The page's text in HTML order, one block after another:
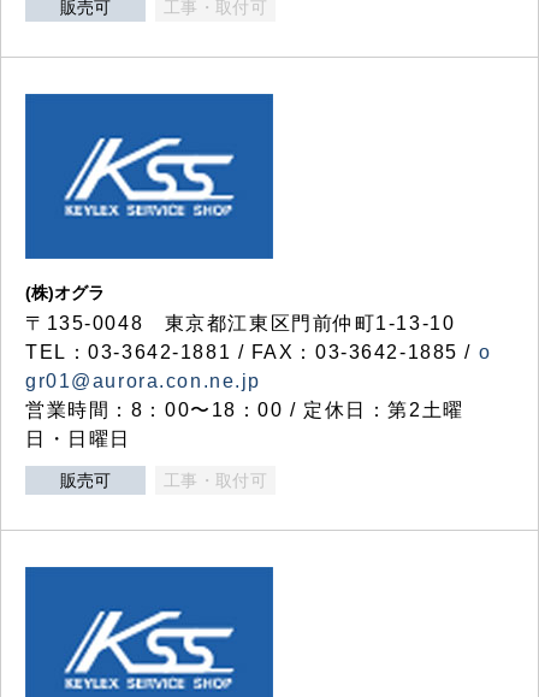
販売可 工事・取付可
(株)オグラ
〒135-0048 東京都江東区門前仲町1-13-10
TEL：03-3642-1881 / FAX：03-3642-1885 / o
gr01@aurora.con.ne.jp
営業時間：8：00〜18：00 / 定休日：第2土曜
日・日曜日
販売可 工事・取付可